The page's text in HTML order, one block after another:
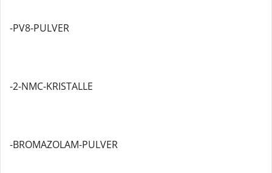
-PV8-PULVER
-2-NMC-KRISTALLE
-BROMAZOLAM-PULVER